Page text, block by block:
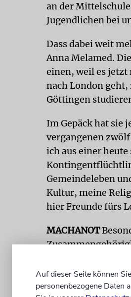
an der
Jugendlichen bei
Dass dabei weit
Anna Melamed.
einen, weil es jetzt
nach London
Göttingen
Im Gepäck hat sie
vergangenen
ich aus einer
Gemeindeleben
Kultur, meine
hier Freunde fürs
MACHANOT
Schönes und
in der Gemeinde
Auf dieser Seite können
personenbezogene Daten